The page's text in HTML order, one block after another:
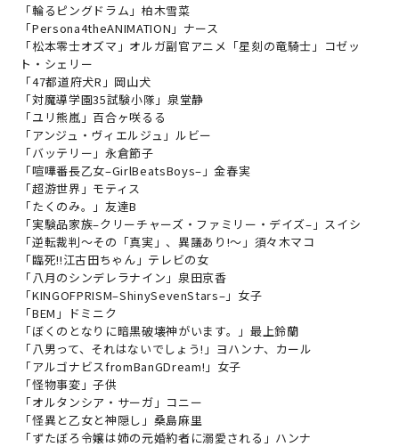
「輪る ピ ングド ラム 」 柏木雪菜
「Persona4theANIMATION 」 ナース
「松本零士オズマ 」 オルガ副官アニメ 「星刻の竜騎士 」 コゼッ
ト ・ シェ リ ー
「47都道府犬R 」 岡山犬
「対魔導学園35試験小隊 」 泉堂静
「ユ リ熊嵐 」百合ヶ咲る る
「アンジュ ・ ヴィ エルジュ 」 ル ビー
「バッテ リ ー 」 永倉節子
「喧嘩番長乙女–GirlBeatsBoys– 」金春実
「超游世界 」 モティ ス
「た く のみ。 」 友達B
「実験品家族–ク リ ーチ ャーズ ・ フ ァ ミ リ ー ・ デイズ– 」 スイシ
「逆転裁判〜その 「真実 」 、 異議あ り !〜 」 須々木マ コ
「臨死!!江古田ちゃ ん 」 テ レ ビの女
「八月のシ ンデ レラナイ ン 」 泉田京香
「KINGOFPRISM–ShinySevenStars– 」 女子
「BEM 」 ド ミ ニク
「ぼく の となり に暗黒破壊神がいま す。 」 最上鈴蘭
「八男って、 それはないで し ょ う! 」 ヨハ ンナ、 カール
「アルゴナ ビスfromBanGDream! 」 女子
「怪物事変 」子供
「オルタ ンシア ・ サーガ 」 コニー
「怪異 と乙女と神隠し 」 桑島麻里
「ずたぼろ令嬢は姉の元婚約者に溺愛される 」 ハ ンナ